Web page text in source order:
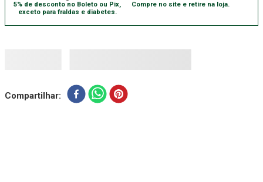
5% de desconto no Boleto ou Pix,
exceto para fraldas e diabetes.
Compre no site e retire na loja.
Compartilhar